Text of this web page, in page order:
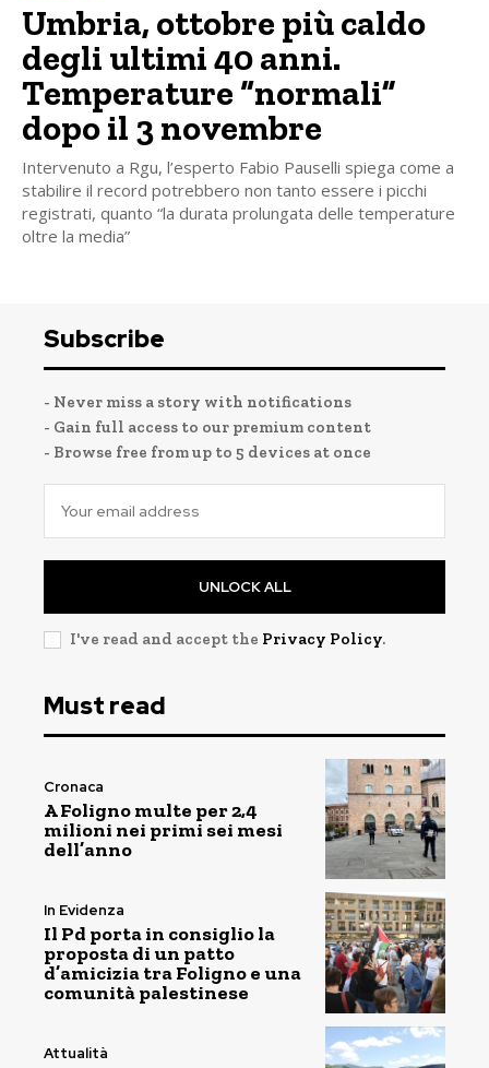
Umbria, ottobre più caldo
degli ultimi 40 anni.
Temperature “normali”
dopo il 3 novembre
Intervenuto a Rgu, l’esperto Fabio Pauselli spiega come a
stabilire il record potrebbero non tanto essere i picchi
registrati, quanto “la durata prolungata delle temperature
oltre la media”
Subscribe
- Never miss a story with notifications
- Gain full access to our premium content
- Browse free from up to 5 devices at once
UNLOCK ALL
I've read and accept the Privacy Policy.
Must read
Cronaca
A Foligno multe per 2,4
milioni nei primi sei mesi
dell’anno
In Evidenza
Il Pd porta in consiglio la
proposta di un patto
d’amicizia tra Foligno e una
comunità palestinese
Attualità